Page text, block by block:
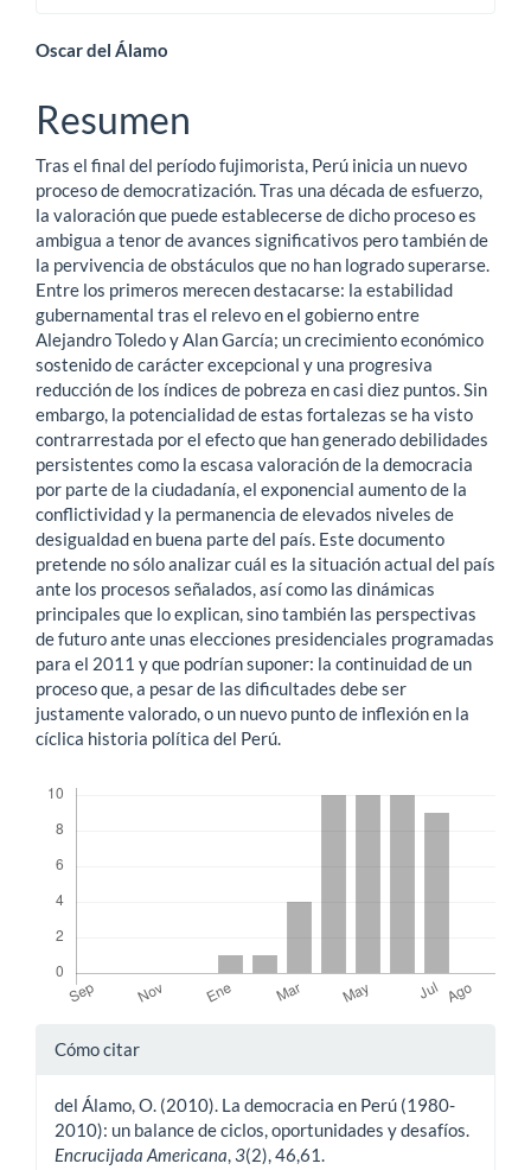
Contenido
principal
del
artículo
Oscar del Álamo
Resumen
Tras el final del período fujimorista, Perú inicia un nuevo
proceso de democratización. Tras una década de esfuerzo,
la valoración que puede establecerse de dicho proceso es
ambigua a tenor de avances significativos pero también de
la pervivencia de obstáculos que no han logrado superarse.
Entre los primeros merecen destacarse: la estabilidad
gubernamental tras el relevo en el gobierno entre
Alejandro Toledo y Alan García; un crecimiento económico
sostenido de carácter excepcional y una progresiva
reducción de los índices de pobreza en casi diez puntos. Sin
embargo, la potencialidad de estas fortalezas se ha visto
contrarrestada por el efecto que han generado debilidades
persistentes como la escasa valoración de la democracia
por parte de la ciudadanía, el exponencial aumento de la
conflictividad y la permanencia de elevados niveles de
desigualdad en buena parte del país. Este documento
pretende no sólo analizar cuál es la situación actual del país
ante los procesos señalados, así como las dinámicas
principales que lo explican, sino también las perspectivas
de futuro ante unas elecciones presidenciales programadas
para el 2011 y que podrían suponer: la continuidad de un
proceso que, a pesar de las dificultades debe ser
justamente valorado, o un nuevo punto de inflexión en la
cíclica historia política del Perú.
Detalles
artículo
Cómo citar
del Álamo, O. (2010). La democracia en Perú (1980-
2010): un balance de ciclos, oportunidades y desafíos.
Encrucijada Americana,3(2), 46,61.